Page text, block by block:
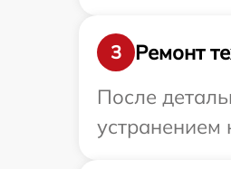
3
Ремонт
После
устранением